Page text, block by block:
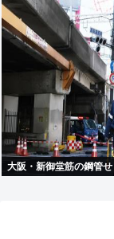
大阪・新御堂筋の鋼管